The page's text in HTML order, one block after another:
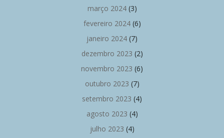
março 2024(3)
fevereiro 2024(6)
janeiro 2024 (7)
dezembro 2023 (2)
novembro 2023 (6)
outubro 2023 (7)
setembro 2023 (4)
agosto 2023 (4)
julho 2023 (4)